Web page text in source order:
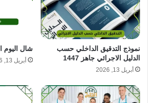
نموذج التدقيق الداخلي حسب
الدليل الاجرائي جاهز 1447
أبريل 13, 2026
شال اليوم الوطني
أبريل 13, 2026